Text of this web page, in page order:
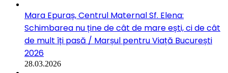
Mara Epuraș, Centrul Maternal Sf. Elena:
Schimbarea nu ține de cât de mare ești, ci de cât
de mult îți pasă / Marșul pentru Viață București
2026
28.03.2026